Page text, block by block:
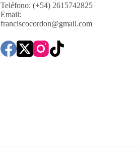
Teléfono: (+54) 2615742825
Email:
franciscocordon@gmail.com